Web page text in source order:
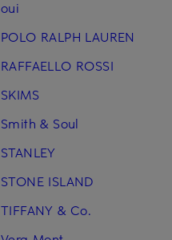
oui
POLO RALPH LAUREN
RAFFAELLO ROSSI
SKIMS
Smith & Soul
STANLEY
STONE ISLAND
TIFFANY & Co.